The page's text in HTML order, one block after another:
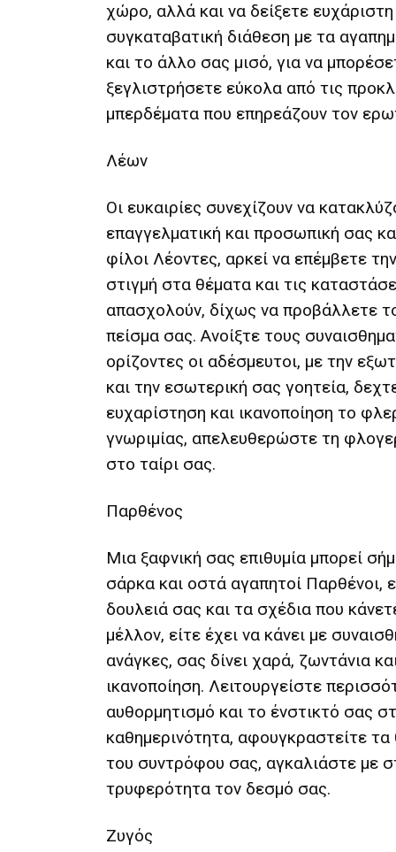
χώρο, αλλά και να δείξετε ευχάριστη
συγκαταβατική διάθεση με τα
και το άλλο σας μισό, για να
ξεγλιστρήσετε εύκολα από τις
μπερδέματα που επηρεάζουν τον
Λέων
Οι ευκαιρίες συνεχίζουν να
επαγγελματική και προσωπική σας
φίλοι Λέοντες, αρκεί να επέμβετε
στιγμή στα θέματα και τις
απασχολούν, δίχως να προβάλλετε
πείσμα σας. Ανοίξτε τους
ορίζοντες οι αδέσμευτοι, με την
και την εσωτερική σας γοητεία,
ευχαρίστηση και ικανοποίηση το
γνωριμίας, απελευθερώστε τη
στο ταίρι σας.
Παρθένος
Μια ξαφνική σας επιθυμία μπορεί
σάρκα και οστά αγαπητοί Παρθένοι,
δουλειά σας και τα σχέδια που
μέλλον, είτε έχει να κάνει με
ανάγκες, σας δίνει χαρά, ζωντάνια
ικανοποίηση. Λειτουργείστε
αυθορμητισμό και το ένστικτό σας
καθημερινότητα, αφουγκραστείτε
του συντρόφου σας, αγκαλιάστε με
τρυφερότητα τον δεσμό σας.
Ζυγός